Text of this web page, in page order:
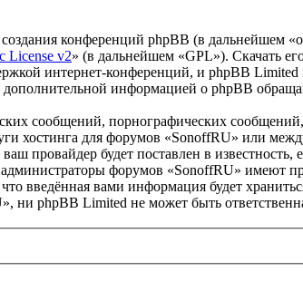
конференций phpBB (в дальнейшем
License v2» (в дальнейшем «GPL»). Скачать
интернет-конференций, и phpBB Limited
информацией о phpBB
сообщений, порнографических
хостинга для форумов «SonoffRU» или
провайдер будет поставлен в
форумов «SonoffRU» имеют
введённая вами информация будет
phpBB Limited не может быть